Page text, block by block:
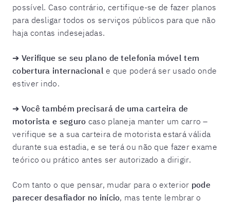
possível. Caso contrário, certifique-se de fazer planos
para desligar todos os serviços públicos para que não
haja contas indesejadas.
➔ Verifique se seu plano de telefonia móvel tem
cobertura internacional e que poderá ser usado onde
estiver indo.
➔ Você também precisará de uma carteira de
motorista e seguro caso planeja manter um carro –
verifique se a sua carteira de motorista estará válida
durante sua estadia, e se terá ou não que fazer exame
teórico ou prático antes ser autorizado a dirigir.
Com tanto o que pensar, mudar para o exterior pode
parecer desafiador no início, mas tente lembrar o